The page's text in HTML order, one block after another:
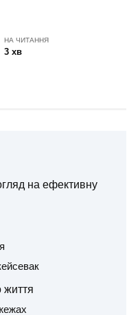
НА ЧИТАННЯ
3 хв
на ефективну
життя